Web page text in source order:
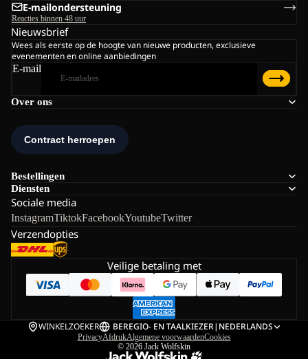
Over ons
Bestellingen
Diensten
Sociale media
InstagramTiktokFacebookYoutubeTwitter
Verzendopties
E-mailondersteuning
Reacties binnen 48 uur
Nieuwsbrief
Wees als eerste op de hoogte van nieuwe producten, exclusieve
evenementen en online aanbiedingen
E-mail
Veilige betaling met
WINKELZOEKER BEREGIO- EN TAALKIEZER| NEDERLANDS
PrivacyAfdrukAlgemene voorwaardenCookies
© 2026 Jack Wolfskin